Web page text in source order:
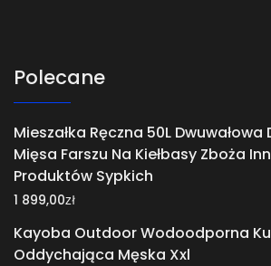
Polecane
Mieszałka Ręczna 50L Dwuwałowa
Mięsa Farszu Na Kiełbasy Zboża
Produktów Sypkich
1 899,00zł
Kayoba Outdoor Wodoodporna
Oddychająca Męska Xxl